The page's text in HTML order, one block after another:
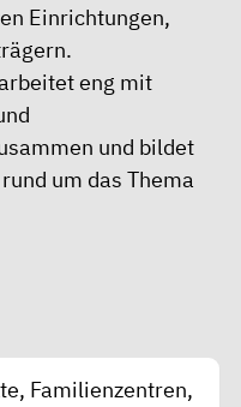
Einrichtungen,
eng mit
und bildet
um das Thema
Familienzentren,